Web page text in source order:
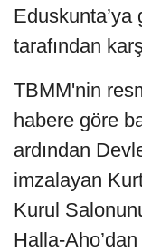
tarafından
TBMM'nin
habere göre
ardından
imzalayan
Kurul
Halla-